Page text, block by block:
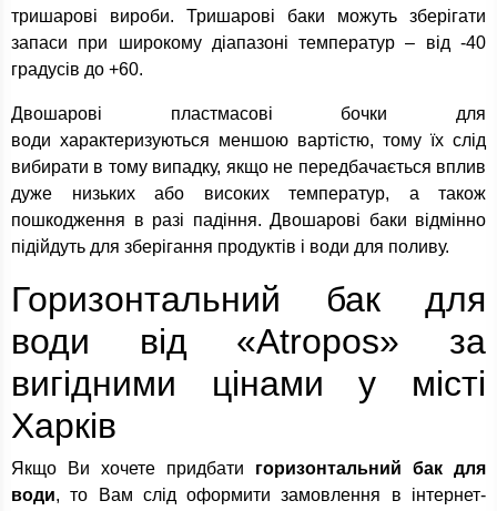
тришарові вироби. Тришарові баки можуть зберігати
запаси при широкому діапазоні температур – від -40
градусів до +60.
Двошарові пластмасові бочки для
води характеризуються меншою вартістю, тому їх слід
вибирати в тому випадку, якщо не передбачається вплив
дуже низьких або високих температур, а також
пошкодження в разі падіння. Двошарові баки відмінно
підійдуть для зберігання продуктів і води для поливу.
Горизонтальний бак для
води від «Atropos» за
вигідними цінами у місті
Харків
Якщо Ви хочете придбати горизонтальний бак для
води, то Вам слід оформити замовлення в інтернет-